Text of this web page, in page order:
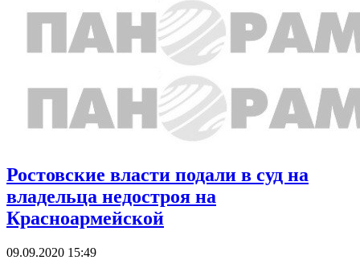
Ростовские власти подали в суд на
владельца недостроя на
Красноармейской
09.09.2020 15:49